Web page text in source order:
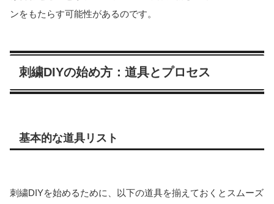
ンをもたらす可能性があるのです。
刺繍DIYの始め方：道具とプロセス
基本的な道具リスト
刺繍DIYを始めるために、以下の道具を揃えておくとスムーズ